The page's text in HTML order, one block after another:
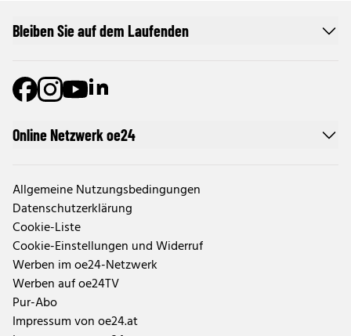
Online Netzwerk oe24
Allgemeine Nutzungsbedingungen
Datenschutzerklärung
Cookie-Liste
Cookie-Einstellungen und Widerruf
Werben im oe24-Netzwerk
Werben auf oe24TV
Pur-Abo
Impressum von oe24.at
Bleiben Sie auf dem Laufenden